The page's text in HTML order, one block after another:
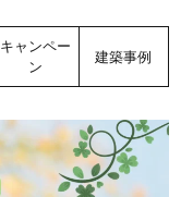
キャンペー
ン
建築事例